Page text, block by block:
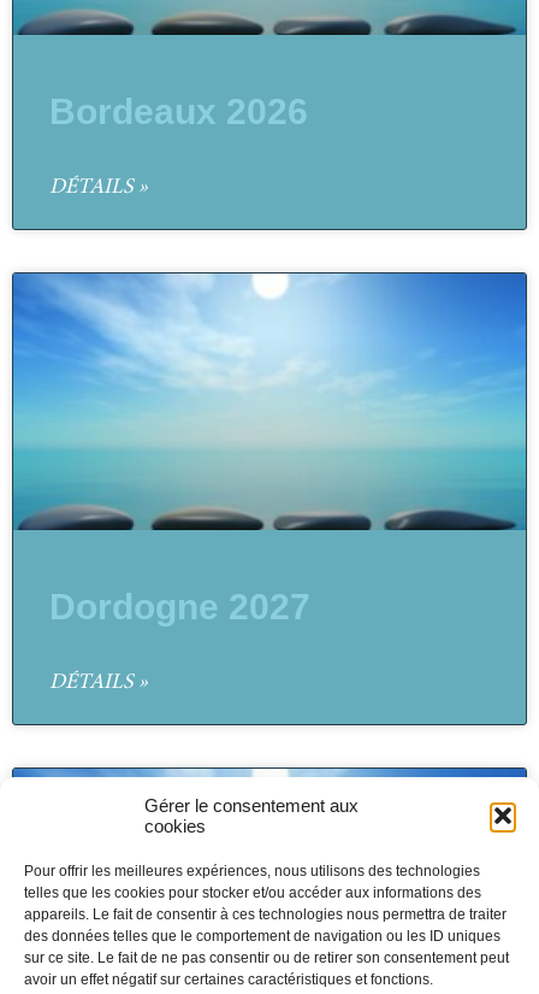
Gérer le consentement aux
cookies
Pour offrir les meilleures expériences, nous utilisons des technologies
telles que les cookies pour stocker et/ou accéder aux informations des
appareils. Le fait de consentir à ces technologies nous permettra de traiter
des données telles que le comportement de navigation ou les ID uniques
sur ce site. Le fait de ne pas consentir ou de retirer son consentement peut
avoir un effet négatif sur certaines caractéristiques et fonctions.
Bordeaux 2026
DÉTAILS »
Dordogne 2027
DÉTAILS »